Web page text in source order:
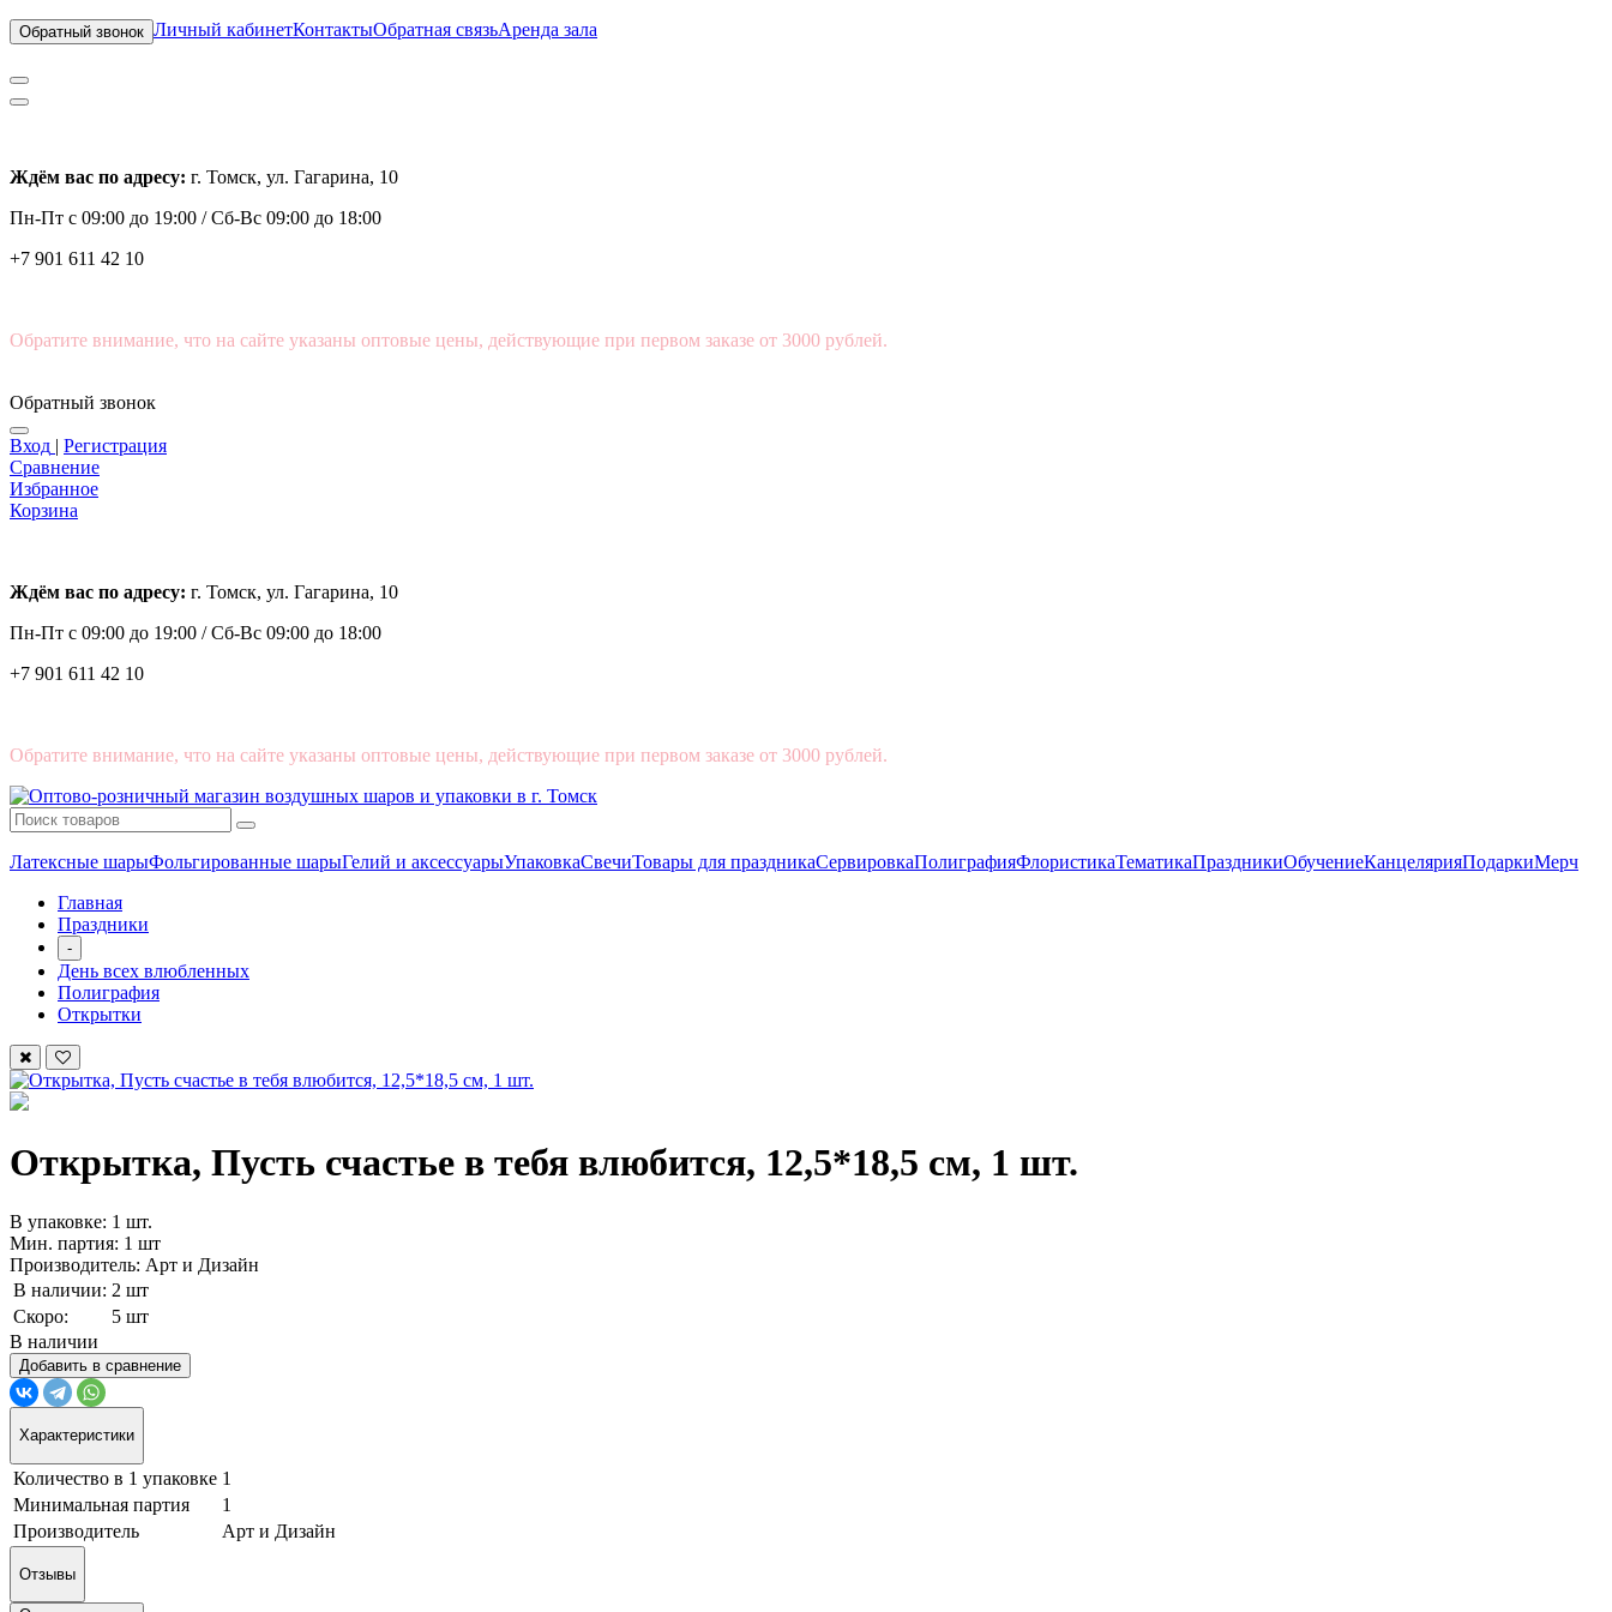
Обратный звонок Личный кабинетКонтактыОбратная связьАренда зала
Ждём вас по адресу: г. Томск, ул. Гагарина, 10
Пн-Пт с 09:00 до 19:00 /Сб-Вс 09:00 до 18:00
+7 901 611 42 10
Обратите внимание, что на сайте указаны оптовые цены, действующие при первом заказе от 3000 рублей.
Обратный звонок
Вход | Регистрация
Сравнение
Избранное
Корзина
Ждём вас по адресу: г. Томск, ул. Гагарина, 10
Пн-Пт с 09:00 до 19:00 /Сб-Вс 09:00 до 18:00
+7 901 611 42 10
Обратите внимание, что на сайте указаны оптовые цены, действующие при первом заказе от 3000 рублей.
Латексные шарыФольгированные шарыГелий и аксессуарыУпаковкаСвечиТовары для праздникаСервировкаПолиграфияФлористикаТематикаПраздникиОбучениеКанцелярияПодаркиМерч
Главная
Праздники
-
День всех влюбленных
Полиграфия
Открытки
Открытка, Пусть счастье в тебя влюбится, 12,5*18,5 см, 1 шт.
В упаковке: 1 шт.
Мин. партия: 1 шт
Производитель: Арт и Дизайн
В наличии: 2 шт
Скоро:
5 шт
В наличии
Добавить в сравнение
Характеристики
Количество в 1 упаковке 1
Минимальная партия
1
Производитель
Арт и Дизайн
Отзывы